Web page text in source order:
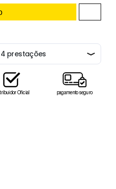
Oficial pagamento seguro